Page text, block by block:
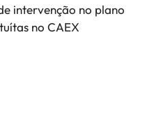
intervenção no plano
no CAEX